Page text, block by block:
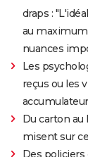
draps :
au maximum
nuances
Les
reçus ou les
Du carton
misent sur
Des